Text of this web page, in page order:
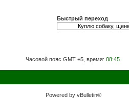
Быстрый переход
Часовой пояс GMT +5, время: 08:45.
Powered by vBulletin®